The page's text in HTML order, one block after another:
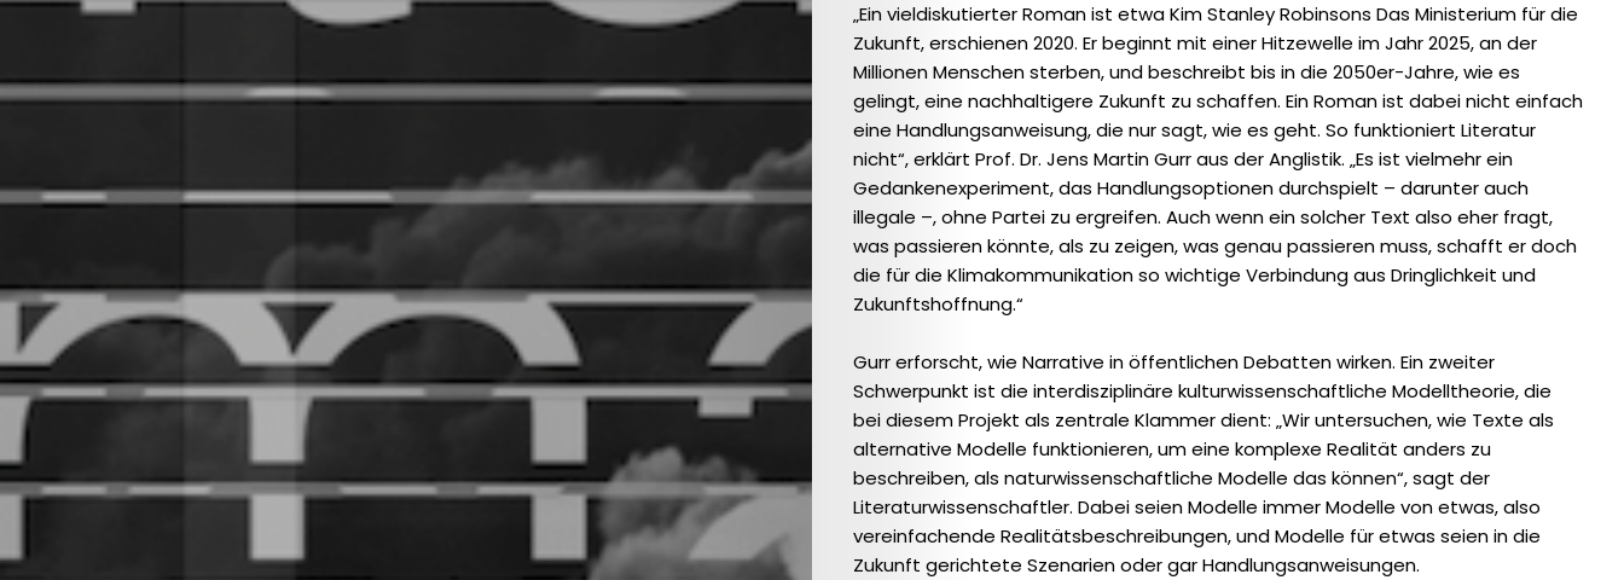
Ausgabe
2023
(DE)
/
Schwerpunkt:
Gesundheit
Issue
2023
(EN)
/
Focus:
Health
Ausgabe
2022
„Ein vieldiskutierter Roman ist etwa Kim Stanley Robinsons Das Ministerium für die
Zukunft, erschienen 2020. Er beginnt mit einer Hitzewelle im Jahr 2025, an der
Millionen Menschen sterben, und beschreibt bis in die 2050er-Jahre, wie es
gelingt, eine nachhaltigere Zukunft zu schaffen. Ein Roman ist dabei nicht einfach
eine Handlungsanweisung, die nur sagt, wie es geht. So funktioniert Literatur
nicht“, erklärt Prof. Dr. Jens Martin Gurr aus der Anglistik. „Es ist vielmehr ein
Gedankenexperiment, das Handlungsoptionen durchspielt – darunter auch
illegale –, ohne Partei zu ergreifen. Auch wenn ein solcher Text also eher fragt,
was passieren könnte, als zu zeigen, was genau passieren muss, schafft er doch
die für die Klimakommunikation so wichtige Verbindung aus Dringlichkeit und
Zukunftshoffnung.“
Gurr erforscht, wie Narrative in öffentlichen Debatten wirken. Ein zweiter
Schwerpunkt ist die interdisziplinäre kulturwissenschaftliche Modelltheorie, die
bei diesem Projekt als zentrale Klammer dient: „Wir untersuchen, wie Texte als
alternative Modelle funktionieren, um eine komplexe Realität anders zu
beschreiben, als naturwissenschaftliche Modelle das können“, sagt der
Literaturwissenschaftler. Dabei seien Modelle immer Modelle von etwas, also
vereinfachende Realitätsbeschreibungen, und Modelle für etwas seien in die
Zukunft gerichtete Szenarien oder gar Handlungsanweisungen.